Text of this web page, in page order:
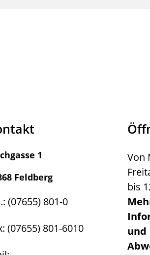
1
Feldberg
(07655) 801-0
(07655) 801-6010
Von
bis
und